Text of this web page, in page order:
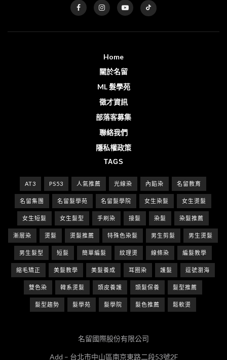
Home
關於名留
ML 髮學苑
徵才資訊
部落客募集
聯絡我們
隱私權政策
TAGS
AT3 PS53 人氣推薦 光線染 內餡染 名留教育
名留集團 名留髮學苑 名留髮學院 女生染髮 女生燙髮
女生短髮 女生髮型 手刷染 接髮 染髮 染髮推薦
漸層染 燙髮 燙髮推薦 特殊色染髮 男生剪髮 男生燙髮
男生髮型 短髮 簡單編髮 紋理燙 線條染 編髮教學
縮毛矯正 美髮教學 美髮養成 耳圈染 護髮 逗號瀏海
雙色染 韓系燙髮 頭皮養護 頭髮保養 髮型推薦
髮型趨勢 髮學苑 髮學院 髮色推薦 鬆軟燙
名留國際股份有限公司
Add – 台北市中山區南京東路二段53號2F